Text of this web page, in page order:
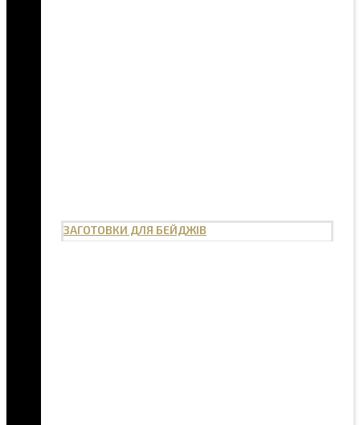
ЗАГОТОВКИ ДЛЯ БЕЙДЖІВ